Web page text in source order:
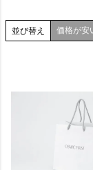
並び替え 価格が安